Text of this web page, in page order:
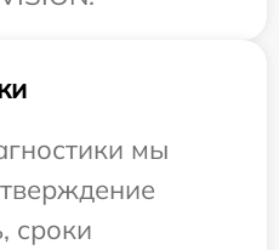
мы
сроки